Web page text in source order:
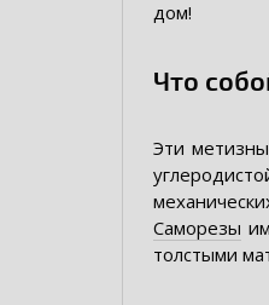
дом!
Что
Эти
Саморезы
толстыми